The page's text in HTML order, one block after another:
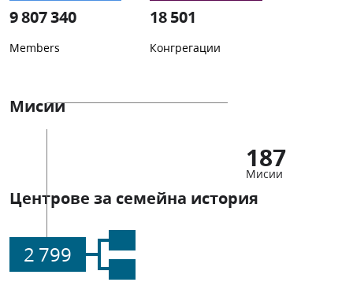
9 807 340
Members
18 501
Конгрегации
Мисии
187
Мисии
Центрове за семейна история
2 799